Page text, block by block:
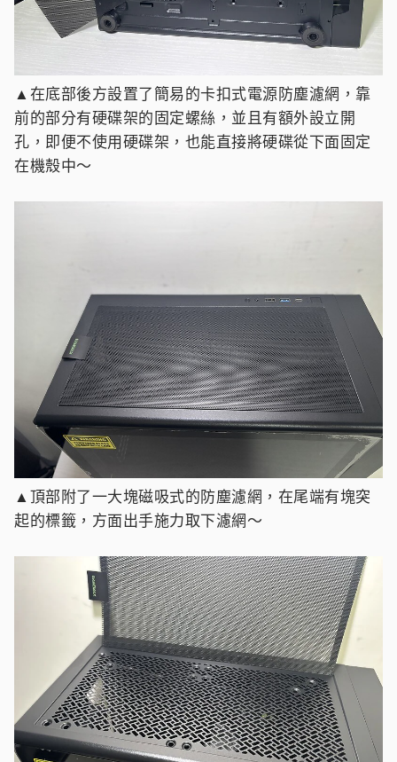
▲在底部後方設置了簡易的卡扣式電源防塵濾網，靠
前的部分有硬碟架的固定螺絲，並且有額外設立開
孔，即便不使用硬碟架，也能直接將硬碟從下面固定
在機殼中～
▲頂部附了一大塊磁吸式的防塵濾網，在尾端有塊突
起的標籤，方面出手施力取下濾網～